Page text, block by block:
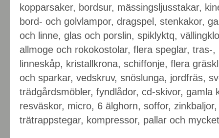
kopparsaker, bordsur, mässingsljusstakar,
bord- och golvlampor, dragspel, stenkakor,
och linne, glas och porslin, spiklyktq,
allmoge och rokokostolar, flera speglar, tras-
linneskåp, kristallkrona, schiffonje, flera
och sparkar, vedskruv, snöslunga, jordfräs,
trädgårdsmöbler, fyndlådor, cd-skivor, gamla
resväskor, micro, 6 älghorn, soffor,
trätrappstegar, kompressor, pallar och